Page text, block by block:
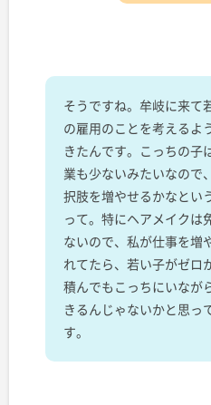
そうですね。牟岐に来て
の雇用のことを考えるよ
きたんです。こっちの子
業も少ないみたいなので
択肢を増やせるかなとい
って。特にヘアメイクは
ないので、私が仕事を増
れてたら、若い子がゼロ
積んでもこっちにいなが
きるんじゃないかと思っ
す。